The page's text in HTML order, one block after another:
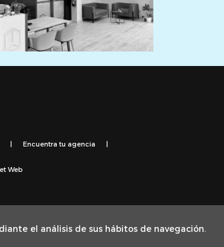
el análisis de sus hábitos de navegación.
| Encuentra tu agencia |
Web